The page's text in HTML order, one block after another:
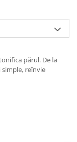
părul. De la
reînvie